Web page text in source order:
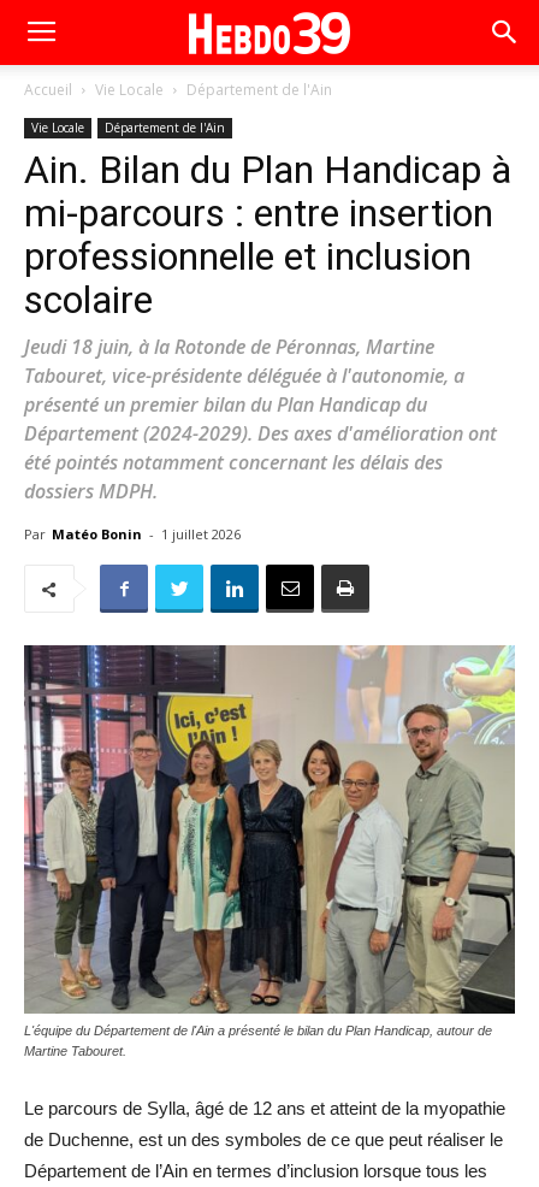
Accueil Vie Locale Département de l'Ain
Vie Locale Département de l'Ain
Ain. Bilan du Plan Handicap à
mi-parcours : entre insertion
professionnelle et inclusion
scolaire
Jeudi 18 juin, à la Rotonde de Péronnas, Martine
Tabouret, vice-présidente déléguée à l'autonomie, a
présenté un premier bilan du Plan Handicap du
Département (2024-2029). Des axes d'amélioration ont
été pointés notamment concernant les délais des
dossiers MDPH.
Par Matéo Bonin - 1 juillet 2026
L'équipe du Département de l'Ain a présenté le bilan du Plan Handicap, autour de
Martine Tabouret.
Le parcours de Sylla, âgé de 12 ans et atteint de la myopathie
de Duchenne, est un des symboles de ce que peut réaliser le
Département de l’Ain en termes d’inclusion lorsque tous les